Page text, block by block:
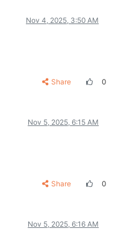
Nov 4, 2025, 3:50 AM
Share 0
Nov 5, 2025, 6:15 AM
Share 0
Nov 5, 2025, 6:16 AM